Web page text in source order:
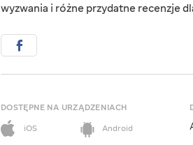
wyzwania i różne przydatne recenzje
DOSTĘPNE NA URZĄDZENIACH
iOS
Android